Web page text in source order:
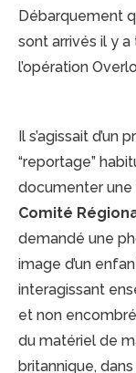
Débarquement
sont arrivés il y a
l’opération
Il s’agissait
“reportage”
documenter une
Comité
demandé une
image d’un
interagissant
et non
du matériel de
britannique,